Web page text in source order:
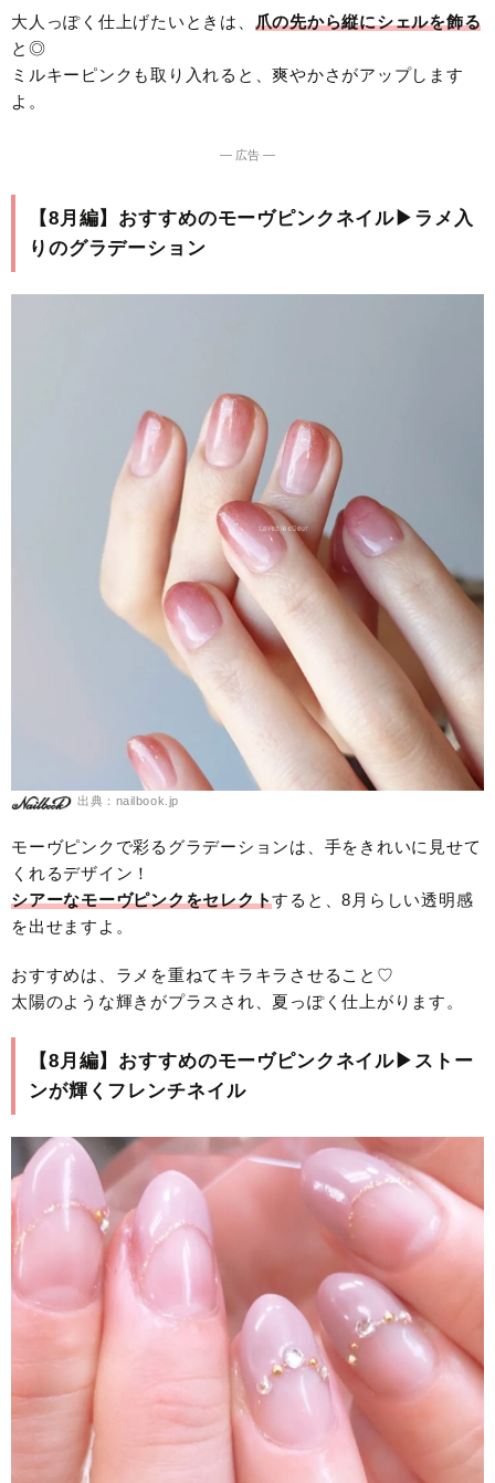
大人っぽく仕上げたいときは、 爪の先から縦にシェルを飾る
と◎
ミルキーピンクも取り入れると、爽やかさがアップします
よ。
― 広告 ―
【8月編】おすすめのモーヴピンクネイル▶︎ラメ入
りのグラデーション
出典：nailbook.jp
モーヴピンクで彩るグラデーションは、手をきれいに見せて
くれるデザイン！
シアーなモーヴピンクをセレクトすると、8月らしい透明感
を出せますよ。
おすすめは、ラメを重ねてキラキラさせること♡
太陽のような輝きがプラスされ、夏っぽく仕上がります。
【8月編】おすすめのモーヴピンクネイル▶︎ストー
ンが輝くフレンチネイル